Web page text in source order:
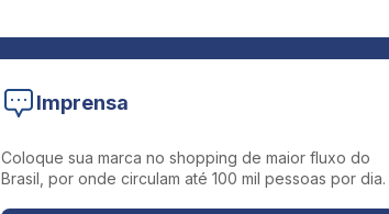
Imprensa
Coloque sua marca no shopping de maior fluxo do
Brasil, por onde circulam até 100 mil pessoas por dia.